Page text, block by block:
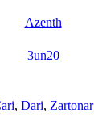
Azenth
3un20
, Dari, Zartonar